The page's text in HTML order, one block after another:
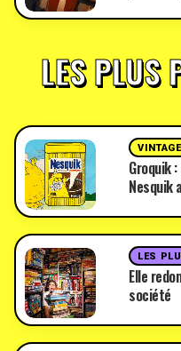
LES PLUS
VINTAGE
Groquik
Nesquik
LES
Elle
société